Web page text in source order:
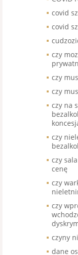
covid
covid
czy
czy
czy
czy na
czy
czy
cenę
czy
czy
czyny
dane